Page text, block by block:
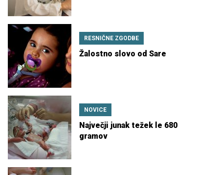
RESNIČNE ZGODBE
Žalostno slovo od Sare
NOVICE
Največji junak težek le 680
gramov